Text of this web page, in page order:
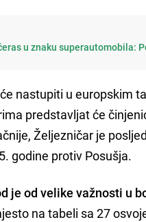
u znaku superautomobila:
nastupiti u europskim
predstavljat će
Željezničar je
godine protiv Posušja.
je od velike važnosti u
na tabeli sa 27